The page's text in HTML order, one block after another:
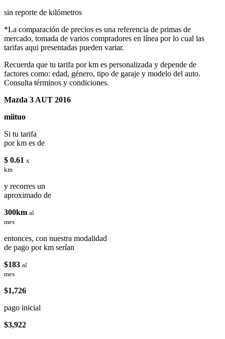
sin reporte de kilómetros
*La comparación de precios es una referencia de primas de
mercado, tomada de varios compradores en línea por lo cual las
tarifas aqui presentadas pueden variar.
Recuerda que tu tarifa por km es personalizada y depende de
factores como: edad, género, tipo de garaje y modelo del auto.
Consulta términos y condiciones.
Mazda 3 AUT 2016
miituo
Si tu tarifa
por km es de
$ 0.61 x
km
y recorres un
aproximado de
300km al
mes
entonces, con nuestra modalidad
de pago por km serían
$183 al
mes
$1,726
pago inicial
$3,922